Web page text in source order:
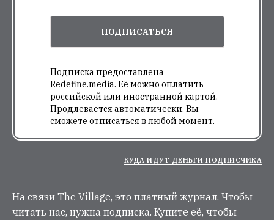
ПОДПИСАТЬСЯ
Подписка предоставлена
Redefine.media. Её можно оплатить
российской или иностранной картой.
Продлевается автоматически. Вы
сможете отписаться в любой момент.
КУДА ИДУТ ДЕНЬГИ ПОДПИСЧИКА
На связи The Village, это платный журнал. Чтобы
читать нас, нужна подписка. Купите её, чтобы